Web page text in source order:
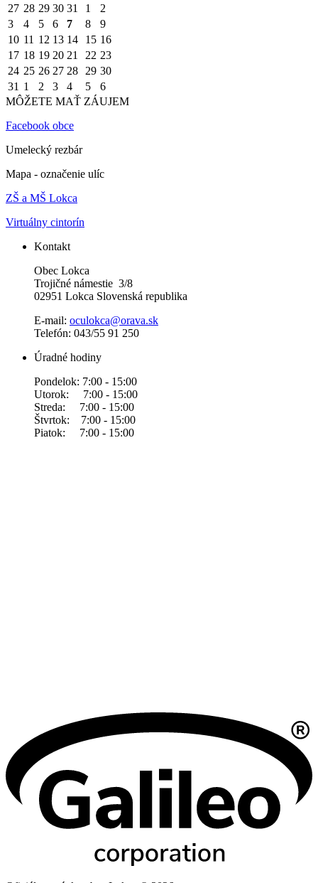
27 28 29 30 31 1
2
3
4 5 6 7 8
9
10 11 12 13 14 15 16
17 18 19 20 21 22 23
24 25 26 27 28 29 30
31 1 2 3 4 5
6
MÔŽETE MAŤ ZÁUJEM
Facebook obce
Umelecký rezbár
Mapa - označenie ulíc
ZŠ a MŠ Lokca
Virtuálny cintorín
Kontakt
Obec Lokca
Trojičné námestie 3/8
02951 Lokca Slovenská republika
E-mail: oculokca@orava.sk
Telefón: 043/55 91 250
Úradné hodiny
Pondelok: 7:00 - 15:00
Utorok: 7:00 - 15:00
Streda: 7:00 - 15:00
Štvrtok: 7:00 - 15:00
Piatok: 7:00 - 15:00